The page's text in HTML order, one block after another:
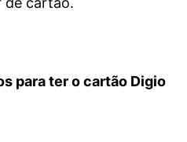
para ter o cartão Digio